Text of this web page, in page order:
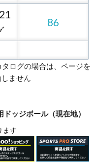
86
ログの場合は、ページを
ません
ドッジボール（現在地）
ます